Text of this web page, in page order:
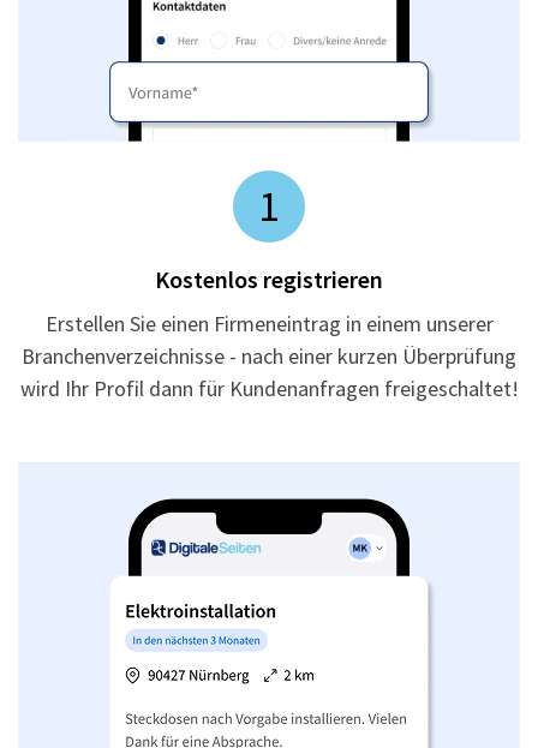
1
Kostenlos registrieren
Erstellen Sie einen Firmeneintrag in einem unserer
Branchenverzeichnisse - nach einer kurzen Überprüfung
wird Ihr Profil dann für Kundenanfragen freigeschaltet!